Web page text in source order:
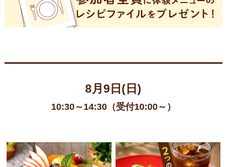
8月9日(日)
10:30～14:30（受付10:00～）